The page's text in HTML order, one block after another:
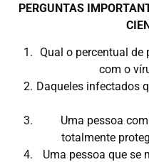
PERGUNTAS
Qual o percentual de
com o
Daqueles infectados
Uma pessoa
totalmente
Uma pessoa que se